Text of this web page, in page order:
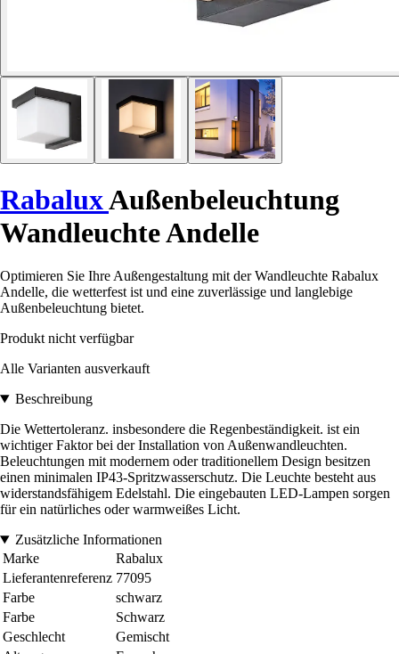
RabaluxAußenbeleuchtung
Wandleuchte Andelle
Optimieren Sie Ihre Außengestaltung mit der Wandleuchte Rabalux
Andelle, die wetterfest ist und eine zuverlässige und langlebige
Außenbeleuchtung bietet.
Produkt nicht verfügbar
Alle Varianten ausverkauft
Beschreibung
Die Wettertoleranz. insbesondere die Regenbeständigkeit. ist ein
wichtiger Faktor bei der Installation von Außenwandleuchten.
Beleuchtungen mit modernem oder traditionellem Design besitzen
einen minimalen IP43-Spritzwasserschutz. Die Leuchte besteht aus
widerstandsfähigem Edelstahl. Die eingebauten LED-Lampen sorgen
für ein natürliches oder warmweißes Licht.
Zusätzliche Informationen
Marke
Rabalux
Lieferantenreferenz 77095
Farbe
schwarz
Farbe
Schwarz
Geschlecht
Gemischt